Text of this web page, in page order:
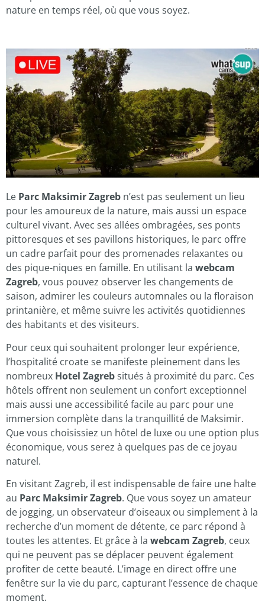
nature en temps réel, où que vous soyez.
Le Parc Maksimir Zagreb n’est pas seulement un lieu
pour les amoureux de la nature, mais aussi un espace
culturel vivant. Avec ses allées ombragées, ses ponts
pittoresques et ses pavillons historiques, le parc offre
un cadre parfait pour des promenades relaxantes ou
des pique-niques en famille. En utilisant la webcam
Zagreb, vous pouvez observer les changements de
saison, admirer les couleurs automnales ou la floraison
printanière, et même suivre les activités quotidiennes
des habitants et des visiteurs.
Pour ceux qui souhaitent prolonger leur expérience,
l’hospitalité croate se manifeste pleinement dans les
nombreux Hotel Zagrebsitués à proximité du parc. Ces
hôtels offrent non seulement un confort exceptionnel
mais aussi une accessibilité facile au parc pour une
immersion complète dans la tranquillité de Maksimir.
Que vous choisissiez un hôtel de luxe ou une option plus
économique, vous serez à quelques pas de ce joyau
naturel.
En visitant Zagreb, il est indispensable de faire une halte
au Parc Maksimir Zagreb. Que vous soyez un amateur
de jogging, un observateur d’oiseaux ou simplement à la
recherche d’un moment de détente, ce parc répond à
toutes les attentes. Et grâce à la webcam Zagreb, ceux
qui ne peuvent pas se déplacer peuvent également
profiter de cette beauté. L’image en direct offre une
fenêtre sur la vie du parc, capturant l’essence de chaque
moment.